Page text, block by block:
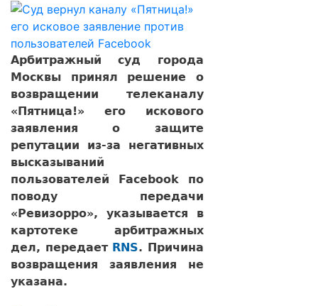
Арбитражный суд города
Москвы принял решение о
возвращении телеканалу
«Пятница!» его искового
заявления о защите
репутации из-за негативных
высказываний
пользователей Facebook по
поводу передачи
«Ревизорро», указывается в
картотеке арбитражных
дел, передает RNS. Причина
возвращения заявления не
указана.